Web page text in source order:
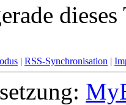
| RSS-Synchronisation |